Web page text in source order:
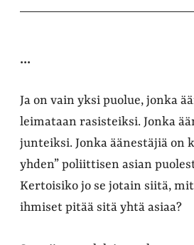
...
Ja on vain yksi puolue, jonka
leimataan rasisteiksi. Jonka
junteiksi. Jonka äänestäjiä on
yhden” poliittisen asian
Kertoisiko jo se jotain siitä,
ihmiset pitää sitä yhtä asiaa?